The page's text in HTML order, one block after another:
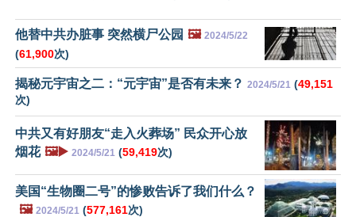
他替中共办脏事 突然横尸公园 🖼️ 2024/5/22
(61,900次)
揭秘元宇宙之二：“元宇宙”是否有未来？ 2024/5/21 (49,151
次)
中共又有好朋友“走入火葬场” 民众开心放
烟花 🖼️▶️ 2024/5/21 (59,419次)
美国“生物圈二号”的惨败告诉了我们什么？
🖼️ 2024/5/21 (577,161次)